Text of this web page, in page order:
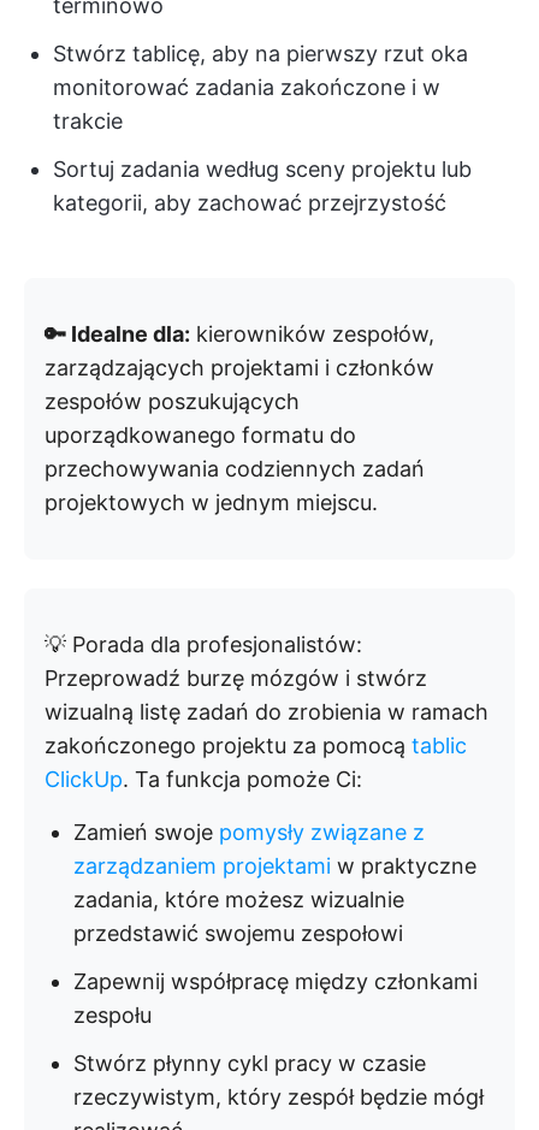
terminowo
Stwórz tablicę, aby na pierwszy rzut oka
monitorować zadania zakończone i w
trakcie
Sortuj zadania według sceny projektu lub
kategorii, aby zachować przejrzystość
🔑 Idealne dla: kierowników zespołów,
zarządzających projektami i członków
zespołów poszukujących
uporządkowanego formatu do
przechowywania codziennych zadań
projektowych w jednym miejscu.
💡 Porada dla profesjonalistów:
Przeprowadź burzę mózgów i stwórz
wizualną listę zadań do zrobienia w ramach
zakończonego projektu za pomocą tablic
ClickUp. Ta funkcja pomoże Ci:
Zamień swoje pomysły związane z
zarządzaniem projektami w praktyczne
zadania, które możesz wizualnie
przedstawić swojemu zespołowi
Zapewnij współpracę między członkami
zespołu
Stwórz płynny cykl pracy w czasie
rzeczywistym, który zespół będzie mógł